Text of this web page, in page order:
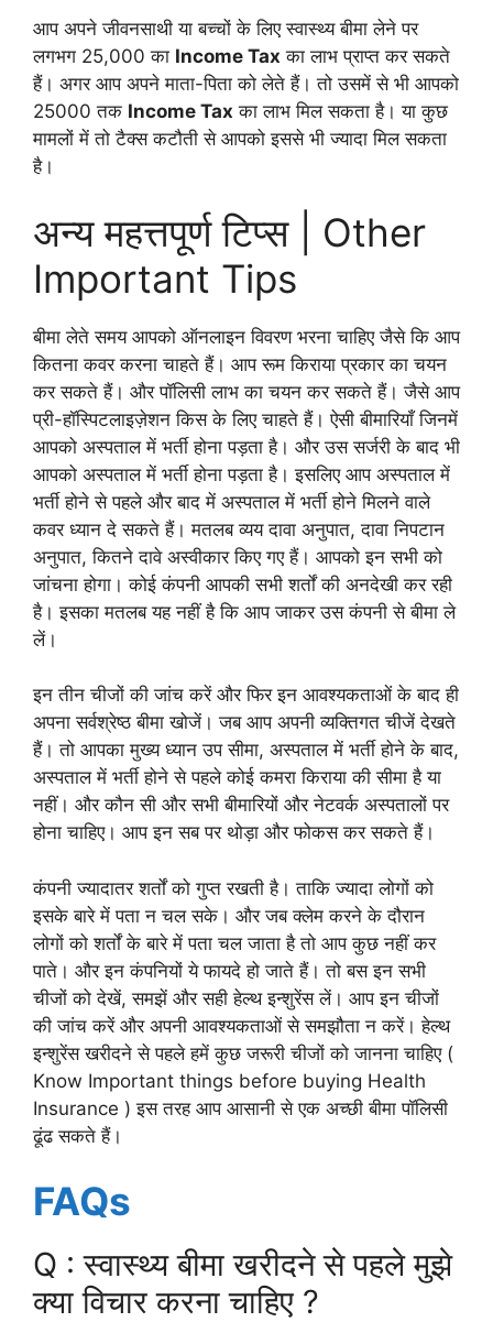
आप अपने जीवनसाथी या बच्चों के लिए स्वास्थ्य बीमा लेने पर
लगभग 25,000 का Income Tax का लाभ प्राप्त कर सकते
हैं। अगर आप अपने माता-पिता को लेते हैं। तो उसमें से भी आपको
25000 तक Income Tax का लाभ मिल सकता है। या कुछ
मामलों में तो टैक्स कटौती से आपको इससे भी ज्यादा मिल सकता
है।
अन्य महत्तपूर्ण टिप्स | Other
Important Tips
बीमा लेते समय आपको ऑनलाइन विवरण भरना चाहिए जैसे कि आप
कितना कवर करना चाहते हैं। आप रूम किराया प्रकार का चयन
कर सकते हैं। और पॉलिसी लाभ का चयन कर सकते हैं। जैसे आप
प्री-हॉस्पिटलाइज़ेशन किस के लिए चाहते हैं। ऐसी बीमारियाँ जिनमें
आपको अस्पताल में भर्ती होना पड़ता है। और उस सर्जरी के बाद भी
आपको अस्पताल में भर्ती होना पड़ता है। इसलिए आप अस्पताल में
भर्ती होने से पहले और बाद में अस्पताल में भर्ती होने मिलने वाले
कवर ध्यान दे सकते हैं। मतलब व्यय दावा अनुपात, दावा निपटान
अनुपात, कितने दावे अस्वीकार किए गए हैं। आपको इन सभी को
जांचना होगा। कोई कंपनी आपकी सभी शर्तों की अनदेखी कर रही
है। इसका मतलब यह नहीं है कि आप जाकर उस कंपनी से बीमा ले
लें।
इन तीन चीजों की जांच करें और फिर इन आवश्यकताओं के बाद ही
अपना सर्वश्रेष्ठ बीमा खोजें। जब आप अपनी व्यक्तिगत चीजें देखते
हैं। तो आपका मुख्य ध्यान उप सीमा, अस्पताल में भर्ती होने के बाद,
अस्पताल में भर्ती होने से पहले कोई कमरा किराया की सीमा है या
नहीं। और कौन सी और सभी बीमारियों और नेटवर्क अस्पतालों पर
होना चाहिए। आप इन सब पर थोड़ा और फोकस कर सकते हैं।
कंपनी ज्यादातर शर्तों को गुप्त रखती है। ताकि ज्यादा लोगों को
इसके बारे में पता न चल सके। और जब क्लेम करने के दौरान
लोगों को शर्तों के बारे में पता चल जाता है तो आप कुछ नहीं कर
पाते। और इन कंपनियों ये फायदे हो जाते हैं। तो बस इन सभी
चीजों को देखें, समझें और सही हेल्थ इन्शुरेंस लें। आप इन चीजों
की जांच करें और अपनी आवश्यकताओं से समझौता न करें। हेल्थ
इन्शुरेंस खरीदने से पहले हमें कुछ जरूरी चीजों को जानना चाहिए (
Know Important things before buying Health
Insurance ) इस तरह आप आसानी से एक अच्छी बीमा पॉलिसी
ढूंढ सकते हैं।
FAQs
Q : स्वास्थ्य बीमा खरीदने से पहले मुझे
क्या विचार करना चाहिए ?